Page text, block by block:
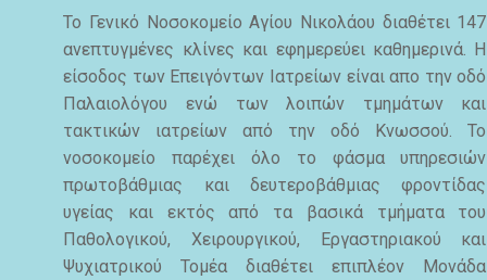
Το Γενικό Νοσοκομείο Αγίου Νικολάου διαθέτει 147
ανεπτυγμένες κλίνες και εφημερεύει καθημερινά. Η
είσοδος των Επειγόντων Ιατρείων είναι απο την οδό
Παλαιολόγου ενώ των λοιπών τμημάτων και
τακτικών ιατρείων από την οδό Κνωσσού. Το
νοσοκομείο παρέχει όλο το φάσμα υπηρεσιών
πρωτοβάθμιας και δευτεροβάθμιας φροντίδας
υγείας και εκτός από τα βασικά τμήματα του
Παθολογικού, Χειρουργικού, Εργαστηριακού και
Ψυχιατρικού Τομέα διαθέτει επιπλέον Μονάδα